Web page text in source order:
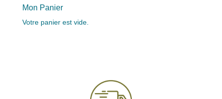
Mon Panier
Votre panier est vide.